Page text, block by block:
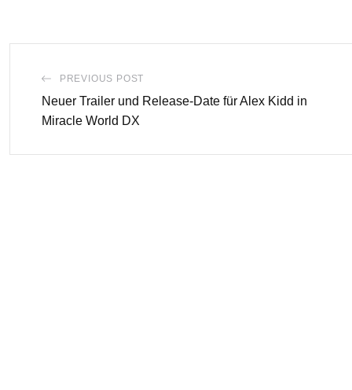
PREVIOUS POST
Neuer Trailer und Release-Date für Alex Kidd in
Miracle World DX